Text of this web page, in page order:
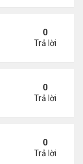
ảnh người Iran
0
Trả lời
0
Trả lời
Luther King Jr.
0
Trả lời